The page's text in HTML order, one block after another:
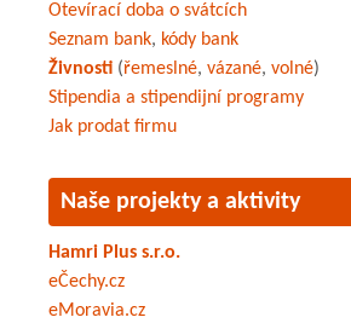
Otevírací doba o svátcích
Seznam bank, kódy bank
Živnosti (řemeslné, vázané, volné)
Stipendia a stipendijní programy
Jak prodat firmu
Naše projekty a aktivity
Hamri Plus s.r.o.
eČechy.cz
eMoravia.cz